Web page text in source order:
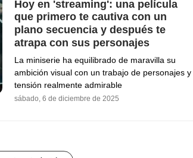
Hoy en 'streaming': una película
que primero te cautiva con un
plano secuencia y después te
atrapa con sus personajes
La miniserie ha equilibrado de maravilla su
ambición visual con un trabajo de personajes y
tensión realmente admirable
sábado, 6 de diciembre de 2025